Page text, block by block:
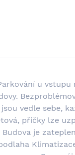
u vstupu
vedle sebe,
příčky lze
je